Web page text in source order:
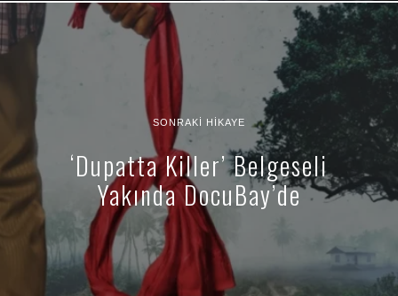
SONRAKI HIKAYE
‘Dupatta Killer’ Belgeseli
Yakında DocuBay’de